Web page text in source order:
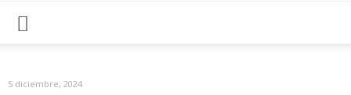
5 diciembre, 2024